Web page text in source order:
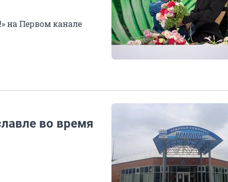
на Первом канале
во время